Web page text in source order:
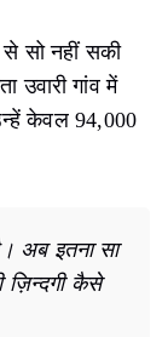
से सो नहीं सकी
गांव में
केवल 94,000
अब इतना सा
कैसे